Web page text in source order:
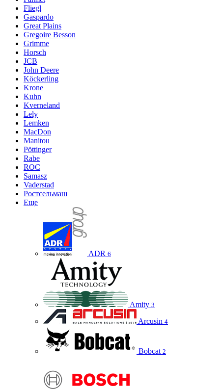
Fliegl
Gaspardo
Great Plains
Gregoire Besson
Grimme
Horsch
JCB
John Deere
Köckerling
Krone
Kuhn
Kverneland
Lely
Lemken
MacDon
Manitou
Pöttinger
Rabe
ROC
Samasz
Vaderstad
Ростсельмаш
Еще
ADR 6
Amity 3
Arcusin 4
Bobcat 2